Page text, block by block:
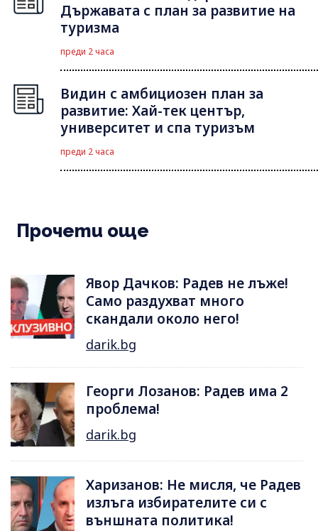
Държавата с план за развитие на
туризма
преди 2 часа
Видин с амбициозен план за
развитие: Хай-тек център,
университет и спа туризъм
преди 2 часа
Прочети още
Явор Дачков: Радев не лъже!
Само раздухват много
скандали около него!
darik.bg
Георги Лозанов: Радев има 2
проблема!
darik.bg
Харизанов: Не мисля, че Радев
излъга избирателите си с
външната политика!